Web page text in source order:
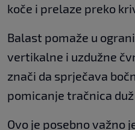
koče i prelaze preko
Balast pomaže u
vertikalne i uzdužne
znači da sprječava
pomicanje tračnica
Ovo je posebno važno